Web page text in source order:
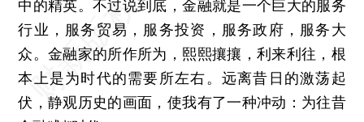
中的精英。不过说到底，金融就是一个巨大的服务
行业，服务贸易，服务投资，服务政府，服务大
众。金融家的所作所为，熙熙攘攘，利来利往，根
本上是为时代的需要所左右。远离昔日的激荡起
伏，静观历史的画面，使我有了一种冲动：为往昔